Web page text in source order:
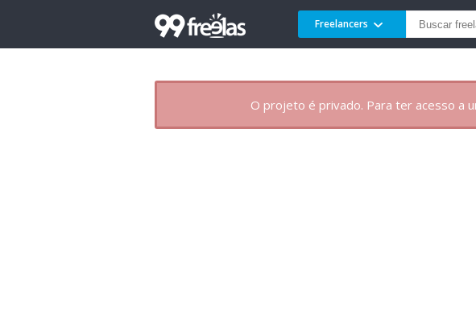
Freelancers
O projeto é privado. Para ter acesso a